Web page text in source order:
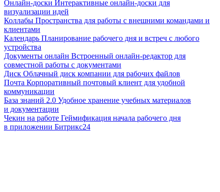
Онлайн-доски Интерактивные онлайн-доски для
визуализации идей
Коллабы Пространства для работы с внешними командами и
клиентами
Календарь Планирование рабочего дня и встреч с любого
устройства
Документы онлайн Встроенный онлайн-редактор для
совместной работы с документами
Диск Облачный диск компании для рабочих файлов
Почта Корпоративный почтовый клиент для удобной
коммуникации
База знаний 2.0 Удобное хранение учебных материалов
и документации
Чекин на работе Геймификация начала рабочего дня
в приложении Битрикс24